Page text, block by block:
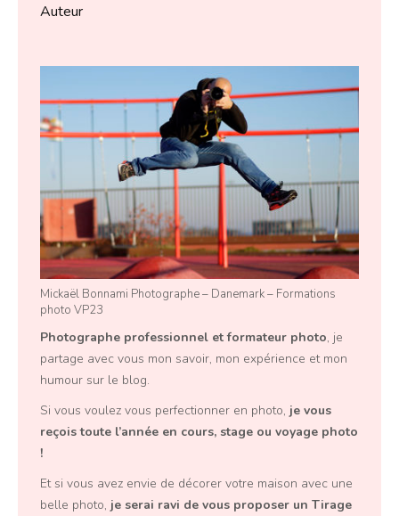
Auteur
Mickaël Bonnami Photographe – Danemark – Formations
photo VP23
Photographe professionnel etformateur photo, je
partage avec vous mon savoir, mon expérience et mon
humour sur le blog.
Si vous voulez vous perfectionner en photo, je vous
reçois toute l’année en cours, stage ou voyage photo
!
Et si vous avez envie de décorer votre maison avec une
belle photo, je serai ravi de vous proposer un Tirage